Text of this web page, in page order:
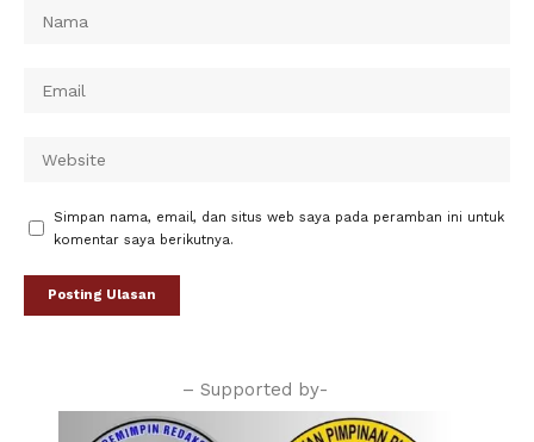
Simpan nama, email, dan situs web saya pada peramban ini untuk
komentar saya berikutnya.
– Supported by-